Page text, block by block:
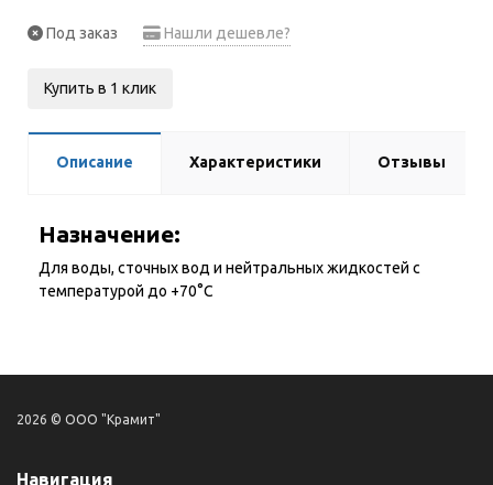
Под заказ Нашли дешевле?
Купить в 1 клик
Описание Характеристики Отзывы
Назначение:
Для воды, сточных вод и нейтральных жидкостей с
температурой до +70°С
2026 © ООО "Крамит"
Навигация